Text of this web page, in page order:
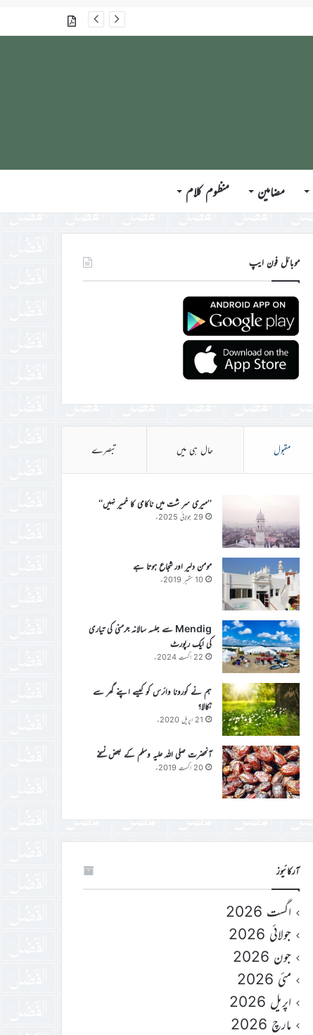
گذشتہ شمارے
مضامین منظوم کلام
موبائل فون ایپ
مقبول حال ہی میں تبصرے
’’میری سر شت میں ناکامی کا خمیر نہیں‘‘
29 جولائی 2025ء
مومن دلیر اور شجاع ہوتا ہے
10 ستمبر 2019ء
Mendig سے جلسہ سالانہ جرمنی کی تیاری
کی ایک رپورٹ
22 اگست 2024ء
ہم نے کورونا وائرس کو کیسے اپنے گھر سے
نکالا؟
21 اپریل 2020ء
آنحضرت صلی اللہ علیہ وسلم کے بعض نسخے
20 اگست 2019ء
آرکائیوز
اگست 2026
جولائی 2026
جون 2026
مئی 2026
اپریل 2026
مارچ 2026